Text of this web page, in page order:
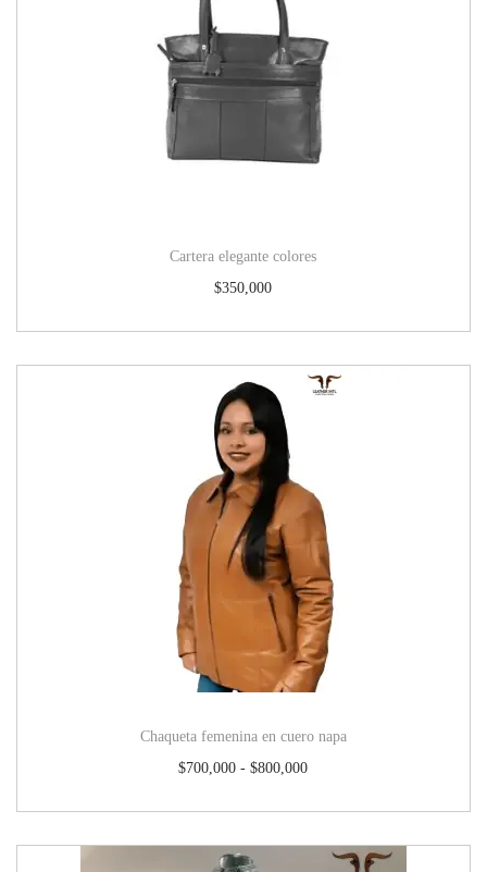
Cartera elegante colores
$350,000
Chaqueta femenina en cuero napa
$700,000 - $800,000